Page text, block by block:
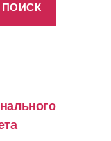
ПОИСК